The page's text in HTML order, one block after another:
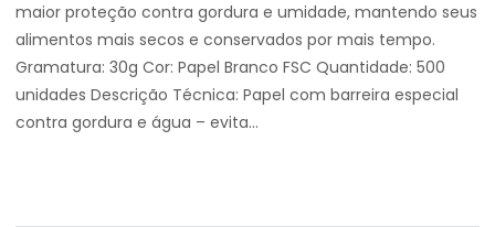
maior proteção contra gordura e umidade, mantendo seus
alimentos mais secos e conservados por mais tempo.
Gramatura: 30g Cor: Papel Branco FSC Quantidade: 500
unidades Descrição Técnica: Papel com barreira especial
contra gordura e água – evita...